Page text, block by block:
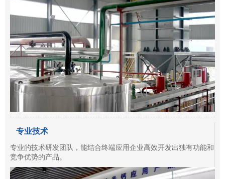
专业技术
专业的技术研发团队，能结合终端应用企业高效开发出独有功能和
竞争优势的产品。